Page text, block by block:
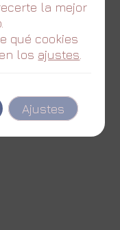
la mejor
qué cookies
los ajustes
Ajustes